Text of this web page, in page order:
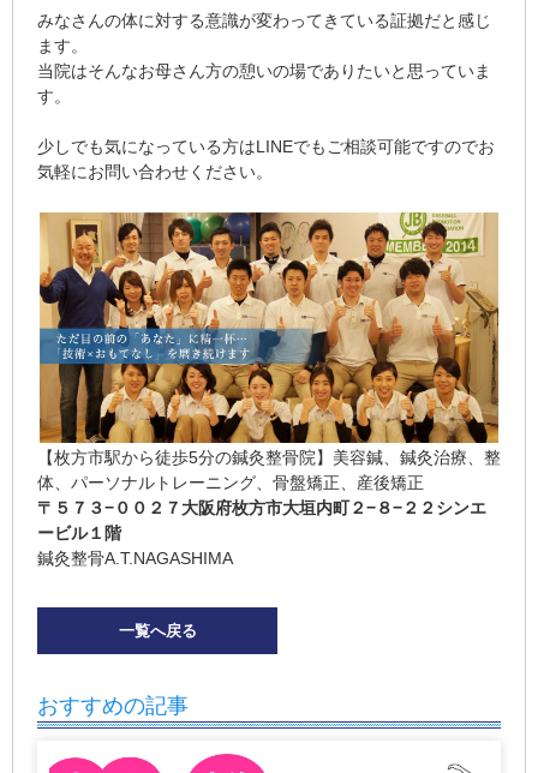
みなさんの体に対する意識が変わってきている証拠だと感じ
ます。
当院はそんなお母さん方の憩いの場でありたいと思っていま
す。
少しでも気になっている方はLINEでもご相談可能ですのでお
気軽にお問い合わせください。
【枚方市駅から徒歩5分の鍼灸整骨院】美容鍼、鍼灸治療、整
体、パーソナルトレーニング、骨盤矯正、産後矯正
〒５７３−００２７ 大阪府枚方市大垣内町２−８−２２シンエ
ービル１階
鍼灸整骨A.T.NAGASHIMA
一覧へ戻る
おすすめの記事